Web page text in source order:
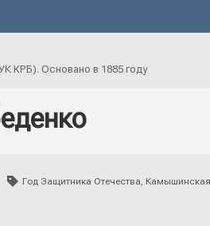
КРБ). Основано в 1885 году
Год Защитника Отечества, Камышинская